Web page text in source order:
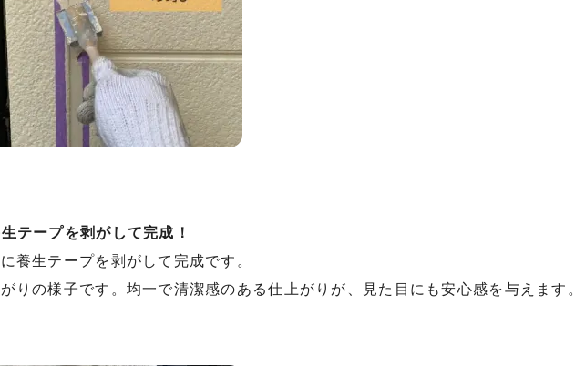
テープを剥がして完成！
養生テープを剥がして完成です。
りの様子です。均一で清潔感のある仕上がりが、見た目にも安心感を与えます。